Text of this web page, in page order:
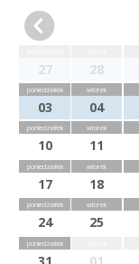
27 28
poniedziałek
03
wtorek
04
poniedziałek
10
wtorek
11
poniedziałek
17
wtorek
18
poniedziałek
24
wtorek
25
poniedziałek
31 01